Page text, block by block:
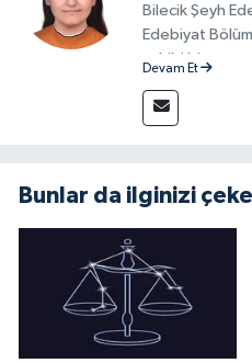
Bilecik Şeyh
Edebiyat
sahibi bir
güvenilir ve
amaçlıyorum.
alanlarda
fayda sağla
Devam Et
Bunlar da ilginizi